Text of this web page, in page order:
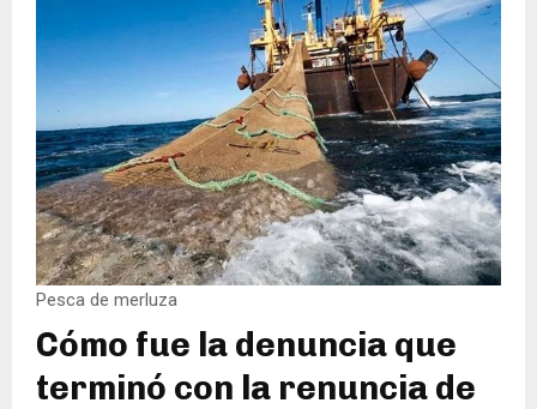
Pesca de merluza
Cómo fue la denuncia que
terminó con la renuncia de